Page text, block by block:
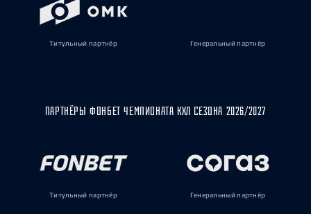
Титульный партнёр Генеральный партнёр
ПАРТНЁРЫ ФОНБЕТ ЧЕМПИОНАТА КХЛ СЕЗОНА 2026/2027
Титульный партнёр Генеральный партнёр